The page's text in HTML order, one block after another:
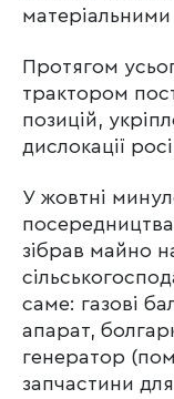
Протягом
трактором
позицій,
дислокації
У жовтні
посередництва
зібрав майно
саме: газові
апарат,
генератор
запчастини